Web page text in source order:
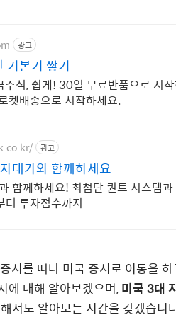
광고
기본기 쌓기
식, 쉽게! 30일 무료반품으로 시
켓배송으로 시작하세요.
광고
대가와 함께하세요
함께하세요! 최첨단 퀀트 시스템
투자점수까지
시를 떠나 미국 증시로 이동을
에 대해 알아보겠으며,미국 3대
서도 알아보는 시간을 갖겠습니